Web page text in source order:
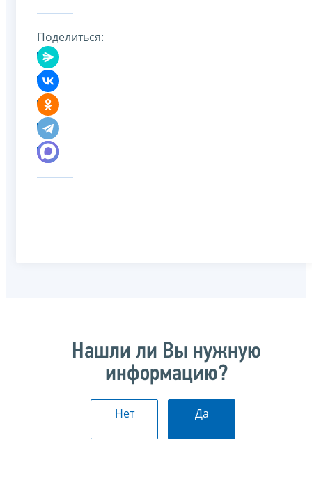
Поделиться:
Нашли ли Вы нужную
информацию?
Нет Да